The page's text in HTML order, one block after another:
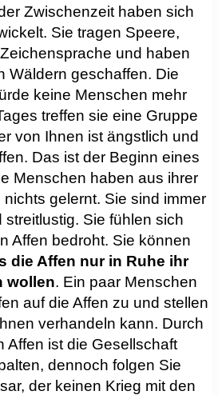
Zwischenzeit haben sich
Sie tragen Speere,
und haben
Wäldern geschaffen. Die
keine Menschen mehr
treffen sie eine Gruppe
von Ihnen ist ängstlich und
Das ist der Beginn eines
Menschen haben aus ihrer
gelernt. Sie sind immer
Sie fühlen sich
Affen bedroht. Sie können
die Affen nur in Ruhe ihr
wollen. Ein paar Menschen
auf die Affen zu und stellen
verhandeln kann. Durch
Affen ist die Gesellschaft
dennoch folgen Sie
der keinen Krieg mit den